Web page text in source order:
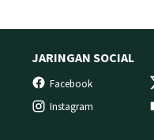
JARINGAN SOCIAL
Facebook
Instagram